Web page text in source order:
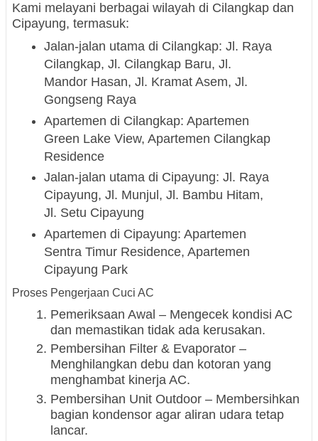
Kami melayani berbagai wilayah di Cilangkap dan
Cipayung, termasuk:
Jalan-jalan utama di Cilangkap: Jl. Raya
Cilangkap, Jl. Cilangkap Baru, Jl.
Mandor Hasan, Jl. Kramat Asem, Jl.
Gongseng Raya
Apartemen di Cilangkap: Apartemen
Green Lake View, Apartemen Cilangkap
Residence
Jalan-jalan utama di Cipayung: Jl. Raya
Cipayung, Jl. Munjul, Jl. Bambu Hitam,
Jl. Setu Cipayung
Apartemen di Cipayung: Apartemen
Sentra Timur Residence, Apartemen
Cipayung Park
Proses Pengerjaan Cuci AC
Pemeriksaan Awal – Mengecek kondisi AC
dan memastikan tidak ada kerusakan.
Pembersihan Filter & Evaporator –
Menghilangkan debu dan kotoran yang
menghambat kinerja AC.
Pembersihan Unit Outdoor – Membersihkan
bagian kondensor agar aliran udara tetap
lancar.